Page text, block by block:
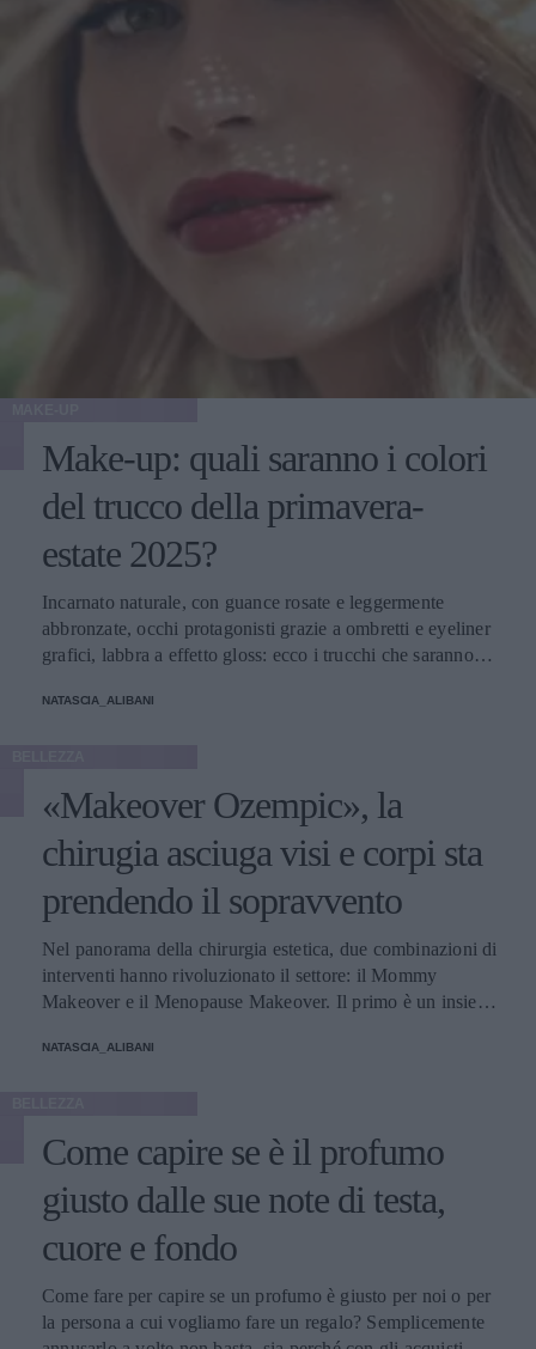
Make-up: quali saranno i colori
del trucco della primavera-
estate 2025?
Incarnato naturale, con guance rosate e leggermente
abbronzate, occhi protagonisti grazie a ombretti e eyeliner
grafici, labbra a effetto gloss: ecco i trucchi che saranno
NATASCIA_ALIBANI
«Makeover Ozempic», la
chirugia asciuga visi e corpi sta
prendendo il sopravvento
Nel panorama della chirurgia estetica, due combinazioni di
interventi hanno rivoluzionato il settore: il Mommy
Makeover e il Menopause Makeover. Il primo è un insieme
donne a recuperare la forma fisica e l'aspetto che avevano
rilassamento cutaneo o perdita di tono. Il secondo, invece,
è scelto dalle donne che sono entrate in menopausa. Oggi,
a questi si aggiunge a questa élite una terza opzione
emergente che punta a ripristinare il volume e contrastare
l'invecchiamento, distinguendosi per la sua unicità, il
cosiddetto Ozempic Makeover, che segue il grande
successo che il farmaco, inizialmente pensato per i pazienti
con diabete di tipo 2, ha riscosso negli ultimi tempi anche
NATASCIA_ALIBANI
Come capire se è il profumo
giusto dalle sue note di testa,
cuore e fondo
Come fare per capire se un profumo è giusto per noi o per
la persona a cui vogliamo fare un regalo? Semplicemente